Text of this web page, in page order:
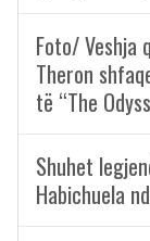
Foto/ Veshja
Theron
të “The
Shuhet
Habichuela